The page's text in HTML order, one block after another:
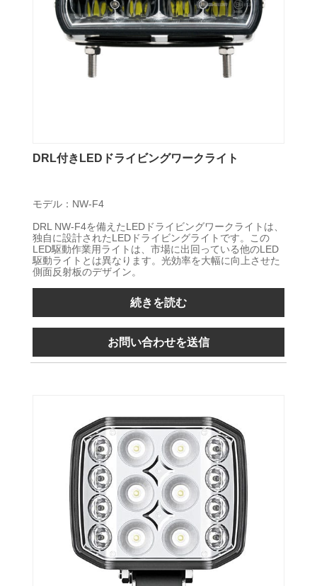
DRL付きLEDドライビングワークライト
モデル：NW-F4
DRL NW-F4を備えたLEDドライビングワークライトは、
独自に設計されたLEDドライビングライトです。この
LED駆動作業用ライトは、市場に出回っている他のLED
駆動ライトとは異なります。光効率を大幅に向上させた
側面反射板のデザイン。
続きを読む
お問い合わせを送信